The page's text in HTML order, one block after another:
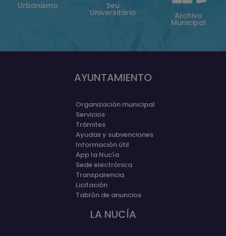
Urbanismo Seu
Universitària Archivo
Municipal
AYUNTAMIENTO
Organización municipal
Servicios
Trámites
Ayudas y subvenciones
Información útil
App la Nucía
Sede electrónica
Transparencia
Licitación
Tablón de anuncios
LA NUCÍA